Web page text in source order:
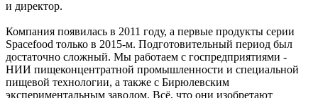
и директор.
Компания появилась в 2011 году, а первые продукты серии
Spacefood только в 2015-м. Подготовительный период был
достаточно сложный. Мы работаем с госпредприятиями -
НИИ пищеконцентратной промышленности и специальной
пищевой технологии, а также с Бирюлевским
экспериментальным заводом. Всё, что они изобретают